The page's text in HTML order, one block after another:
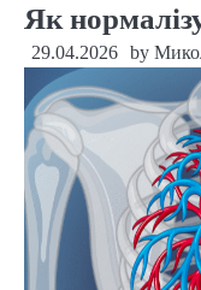
Як
29.04.2026 by